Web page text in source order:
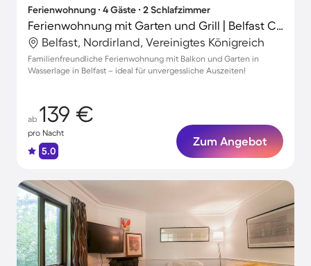
Ferienwohnung ∙ 4 Gäste ∙ 2 Schlafzimmer
Ferienwohnung mit Garten und Grill | Belfast City Hall in der Nähe | Stadtblick
Belfast, Nordirland, Vereinigtes Königreich
Familienfreundliche Ferienwohnung mit Balkon und Garten in
Wasserlage in Belfast – ideal für unvergessliche Auszeiten!
ab 139 €
pro Nacht
5.0
Zum Angebot